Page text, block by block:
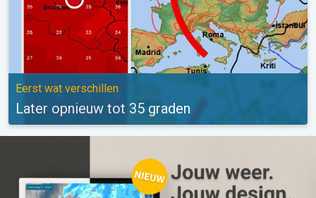
Eerst wat verschillen
Later opnieuw tot 35 graden